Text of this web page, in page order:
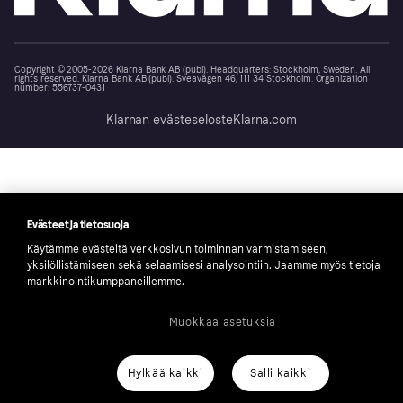
Copyright © 2005-2026 Klarna Bank AB (publ). Headquarters: Stockholm, Sweden. All
rights reserved. Klarna Bank AB (publ). Sveavägen 46, 111 34 Stockholm. Organization
number: 556737-0431
Klarnan evästeselosteKlarna.com
Evästeet ja tietosuoja
Käytämme evästeitä verkkosivun toiminnan varmistamiseen,
yksilöllistämiseen sekä selaamisesi analysointiin. Jaamme myös tietoja
markkinointikumppaneillemme.
Hylkää kaikki Salli kaikki
Muokkaa asetuksia